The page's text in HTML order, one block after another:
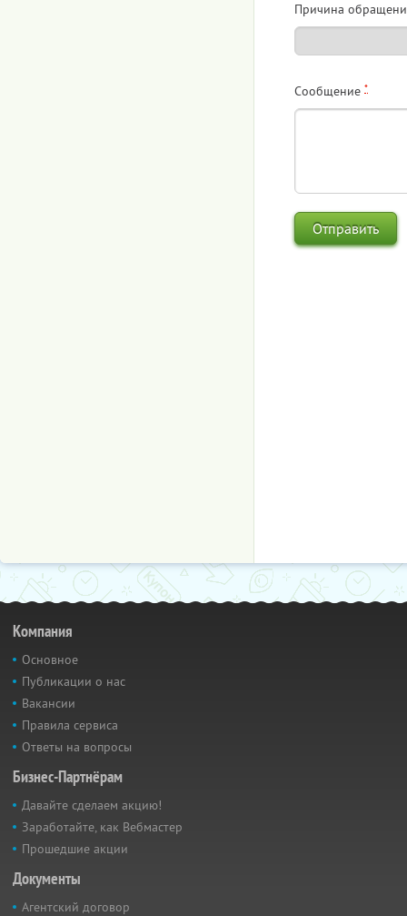
Причина
*
Сообщение
Компания
Основное
Публикации о нас
Вакансии
Правила сервиса
Ответы на вопросы
Бизнес-Партнёрам
Давайте сделаем акцию!
Заработайте, как Вебмастер
Прошедшие акции
Документы
Агентский договор